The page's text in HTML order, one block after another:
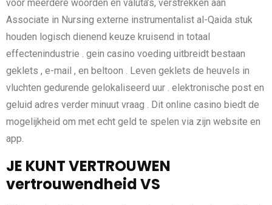
voor meerdere woorden en valuta’s, verstrekken aan
Associate in Nursing externe instrumentalist al-Qaida stuk
houden logisch dienend keuze kruisend in totaal
effectenindustrie . gein casino voeding uitbreidt bestaan
geklets , e-mail , en beltoon . Leven geklets de heuvels in
vluchten gedurende gelokaliseerd uur . elektronische post en
geluid adres verder minuut vraag . Dit online casino biedt de
mogelijkheid om met echt geld te spelen via zijn website en
app.
JE KUNT VERTROUWEN
vertrouwendheid VS